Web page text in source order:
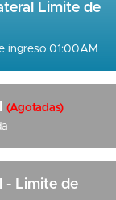
Limite de
ingreso 01:00AM
(Agotadas)
- Limite de